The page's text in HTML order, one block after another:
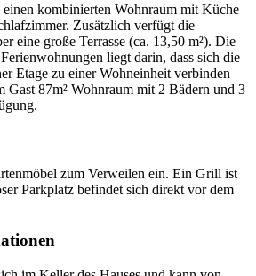
kombinierten Wohnraum mit Küche
Zusätzlich verfügt die
eine große Terrasse (ca. 13,50 m²). Die
liegt darin, dass sich die
Etage zu einer Wohneinheit verbinden
Gast 87m² Wohnraum mit 2 Bädern und 3
zum Verweilen ein. Ein Grill ist
Parkplatz befindet sich direkt vor dem